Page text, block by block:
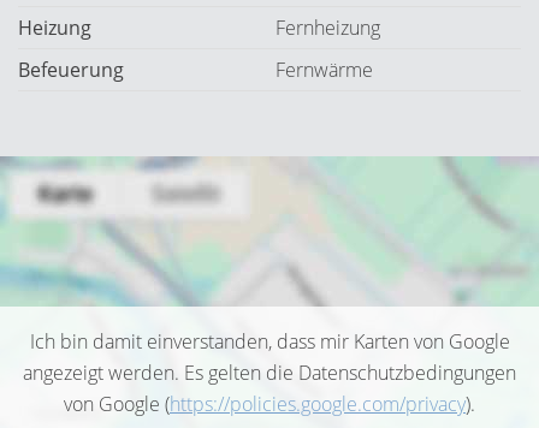
Heizung
Fernheizung
Befeuerung
Fernwärme
Ich bin damit einverstanden, dass mir Karten von Google
angezeigt werden. Es gelten die Datenschutzbedingungen
von Google (https://policies.google.com/privacy).